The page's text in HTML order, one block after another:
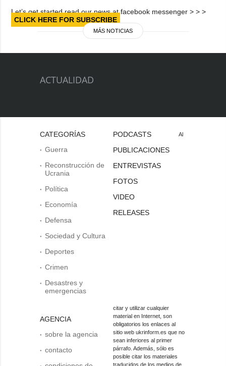
Let’s get started read our news at facebook messenger > > >
CLICK HERE FOR SUBSCRIBE
MÁS NOTICIAS
ACTUALIDAD
CATEGORÍAS
Guerra
Reconstrucción de
Ucrania
Política
Economía
Defensa
Sociedad y Cultura
Deportes
Crimen
Desastres y
emergencias
AGENCIA
sobre la agencia
contacto
PODCASTS
PUBLICACIONES
ENTREVISTAS
FOTOS
VIDEO
RELEASES
Al
citar y utilizar cualquier
material en Internet, son
obligatorios los enlaces al
sitio web ukrinform.es que no
sean inferiores al primer
párrafo. Además, sólo es
posible citar los materiales
traducidos de los medios de